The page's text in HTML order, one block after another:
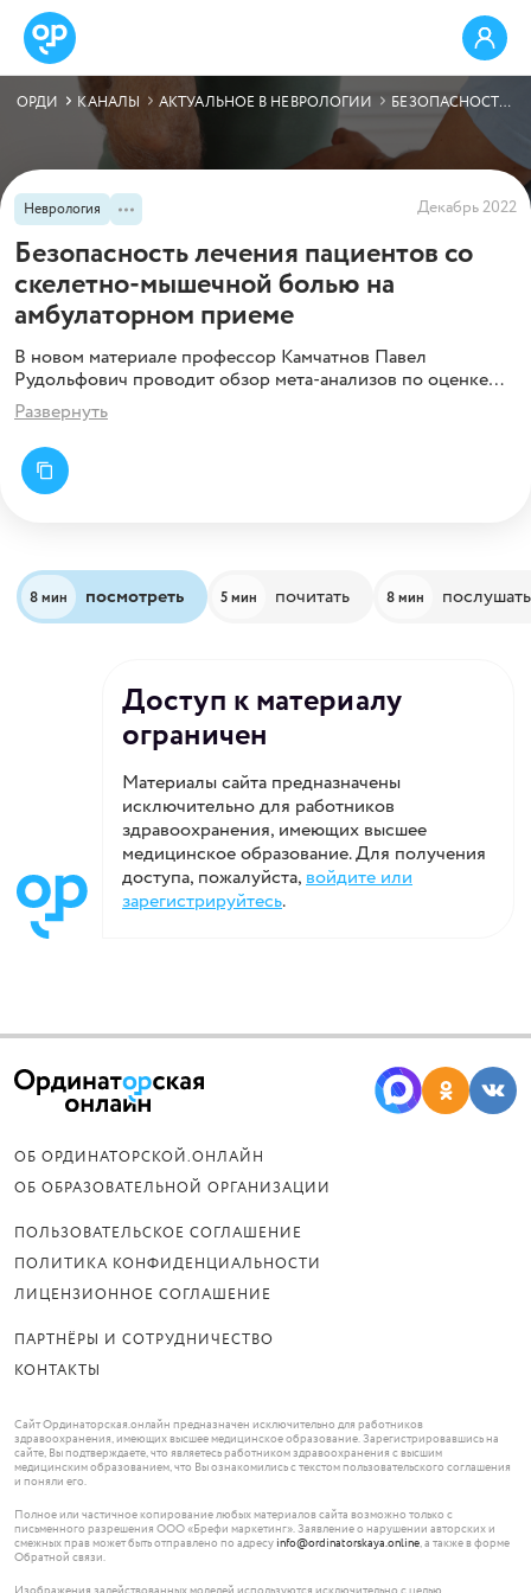
ОРДИ КАНАЛЫ АКТУАЛЬНОЕ В НЕВРОЛОГИИ БЕЗОПАСНОСТЬ ЛЕЧЕНИЯ ПАЦИЕНТОВ СО СКЕЛЕТНО-МЫШЕЧНОЙ БОЛЬЮ НА АМБУЛАТОРНОМ ПРИЕМЕ
Неврология Декабрь 2022
Безопасность лечения пациентов со
скелетно-мышечной болью на
амбулаторном приеме
В новом материале профессор Камчатнов Павел
Рудольфович проводит обзор мета-анализов по оценке
рисков приема нестероидных противовоспалительных
препаратов, дает рекомендации применимые в
повседневной практике по подбору безопасного и
сохраняющего качество жизни пациентов НПВП.
Развернуть
8 мин посмотреть 5 мин почитать 8 мин послушать
Доступ к материалу
ограничен
Материалы сайта предназначены
исключительно для работников
здравоохранения, имеющих высшее
медицинское образование. Для получения
доступа, пожалуйста,войдите или
зарегистрируйтесь.
ОБ ОРДИНАТОРСКОЙ.ОНЛАЙН
ОБ ОБРАЗОВАТЕЛЬНОЙ ОРГАНИЗАЦИИ
ПОЛЬЗОВАТЕЛЬСКОЕ СОГЛАШЕНИЕ
ПОЛИТИКА КОНФИДЕНЦИАЛЬНОСТИ
ЛИЦЕНЗИОННОЕ СОГЛАШЕНИЕ
ПАРТНЁРЫ И СОТРУДНИЧЕСТВО
КОНТАКТЫ
Сайт Ординаторская.онлайн предназначен исключительно для работников
здравоохранения, имеющих высшее медицинское образование. Зарегистрировавшись на
сайте, Вы подтверждаете, что являетесь работником здравоохранения с высшим
медицинским образованием, что Вы ознакомились с текстом пользовательского соглашения
и поняли его.
Полное или частичное копирование любых материалов сайта возможно только с
письменного разрешения ООО «Брефи маркетинг». Заявление о нарушении авторских и
смежных прав может быть отправлено по адресу info@ordinatorskaya.online, а также в форме
Обратной связи.